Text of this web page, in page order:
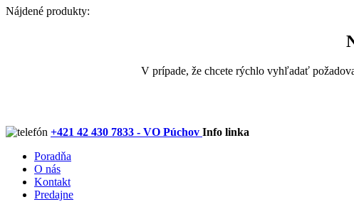
Nájdené produkty:
V prípade, že chcete rýchlo vyhľadať
+421 42 430 7833 - VO Púchov Info linka
Poradňa
O nás
Kontakt
Predajne